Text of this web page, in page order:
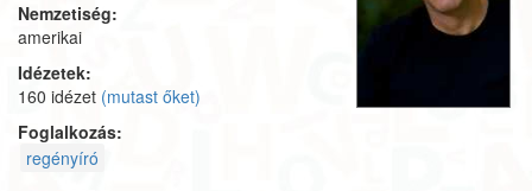
Nemzetiség:
amerikai
Idézetek:
160 idézet (mutast őket)
Foglalkozás:
regényíró